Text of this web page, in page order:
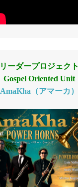
リーダープロジェクト
Gospel Oriented Unit
AmaKha（アマーカ）